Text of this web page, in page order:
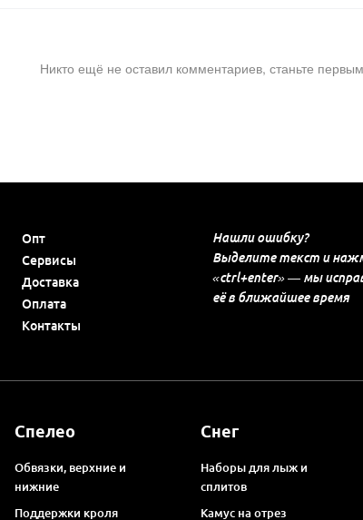
Никто ещё не оставил комментариев, станьте
Опт
Сервисы
Доставка
Оплата
Контакты
Нашли ошибку?
Выделите текст и
«ctrl+enter» — мы
её в ближайшее время
Спелео
Обвязки, верхние и
нижние
Поддержки кроля
Снег
Наборы для лыж и
сплитов
Камус на отрез